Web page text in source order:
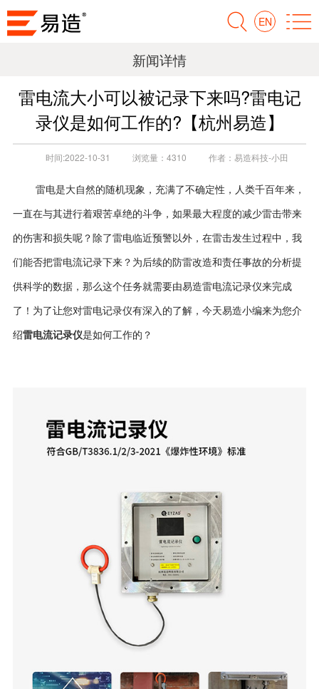
EN
新闻详情
雷电流大小可以被记录下来吗?雷电记
录仪是如何工作的?【杭州易造】
时间:2022-10-31 浏览量： 4310 作者： 易造科技-小田
雷电是大自然的随机现象，充满了不确定性，人类千百年来，
一直在与其进行着艰苦卓绝的斗争，如果最大程度的减少雷击带来
的伤害和损失呢？除了雷电临近预警以外，在雷击发生过程中，我
们能否把雷电流记录下来？为后续的防雷改造和责任事故的分析提
供科学的数据，那么这个任务就需要由易造雷电流记录仪来完成
了！为了让您对雷电记录仪有深入的了解，今天易造小编来为您介
绍雷电流记录仪是如何工作的？